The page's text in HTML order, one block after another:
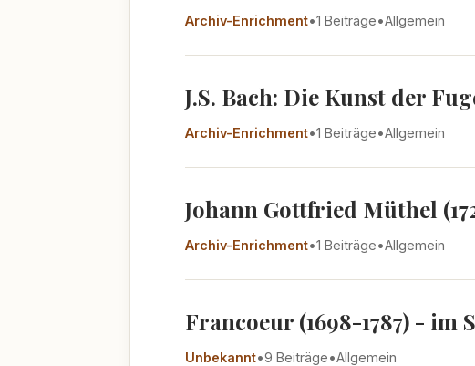
Archiv-Enrichment•1 Beiträge•Allgemein
J.S. Bach: Die Kunst der
Archiv-Enrichment•1 Beiträge•Allgemein
Johann Gottfried Müthel
Archiv-Enrichment•1 Beiträge•Allgemein
Francoeur (1698-1787) - im
Unbekannt•9 Beiträge•Allgemein